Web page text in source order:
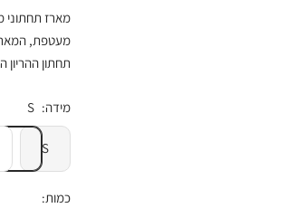
מארז תחתוני
מעטפת, המארז מכיל 2 זוגות
תחתון ההריון
מידה: S
S
כמות: